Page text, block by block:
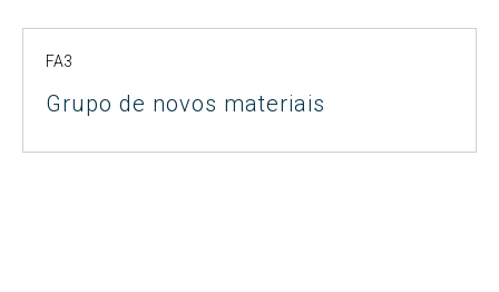
FA3
Grupo de novos materiais